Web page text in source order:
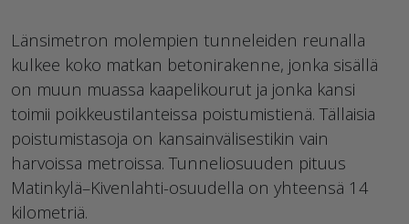
Länsimetron molempien tunneleiden reunalla
kulkee koko matkan betonirakenne, jonka sisällä
on muun muassa kaapelikourut ja jonka kansi
toimii poikkeustilanteissa poistumistienä. Tällaisia
poistumistasoja on kansainvälisestikin vain
harvoissa metroissa. Tunneliosuuden pituus
Matinkylä–Kivenlahti-osuudella on yhteensä 14
kilometriä.